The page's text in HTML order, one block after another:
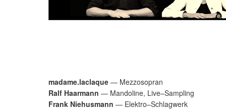
madame.laclaque — Mezzosopran
Ralf Haarmann — Mandoline, Live–Sampling
Frank Niehusmann — Elektro–Schlagwerk